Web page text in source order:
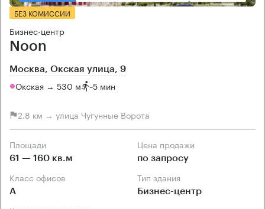
БЕЗ КОМИССИИ
Бизнес-центр
Noon
Москва, Окская улица, 9
Окская → 530 м ~5 мин
2.8 км → улица Чугунные Ворота
Площади
61 — 160 кв.м
Цена продажи
по запросу
Класс офисов
А
Тип здания
Бизнес-центр